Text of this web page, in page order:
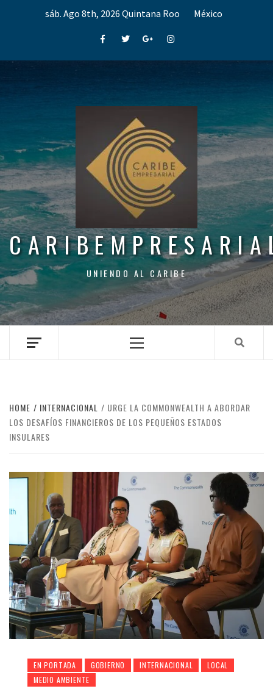
sáb. Ago 8th, 2026 Quintana Roo México
FacebookTwitterGoogle+Instagram
UNIENDO AL CARIBE
Menu
HOME INTERNACIONAL
URGE LA COMMONWEALTH A ABORDAR
LOS DESAFÍOS FINANCIEROS DE LOS PEQUEÑOS ESTADOS
INSULARES
EN PORTADA GOBIERNO INTERNACIONAL
LOCAL
MEDIO AMBIENTE